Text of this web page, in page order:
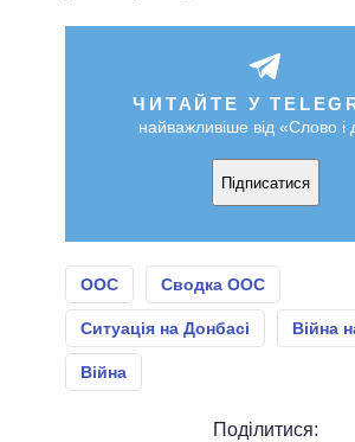
ЧИТАЙТЕ У
найважливіше від «Слово і
Підписатися
ООС Сводка ООС
Ситуація на Донбасі Війна
Війна
Поділитися: